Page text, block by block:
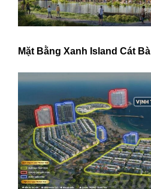
Mặt Bằng Xanh Island Cát Bà